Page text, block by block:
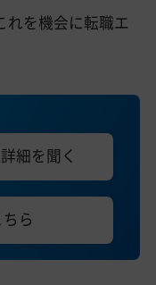
れを機会に転職エ
細を聞く
ら